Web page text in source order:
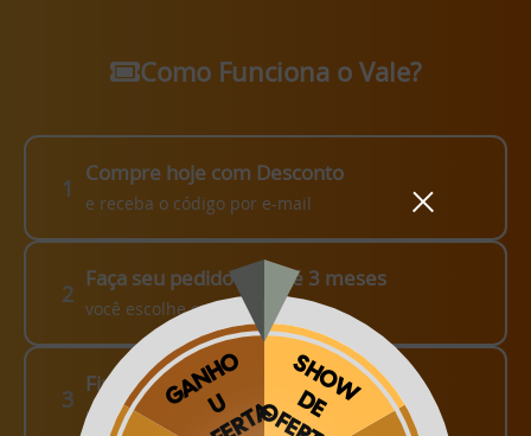
Como Funciona o Vale?
1
Compre hoje com Desconto
e receba o código por e-mail
2
Faça seu pedido em até 3 meses
você escolhe como fazer!
3
Finalize o seu Pedido!
pague o Frete e receba em sua casa